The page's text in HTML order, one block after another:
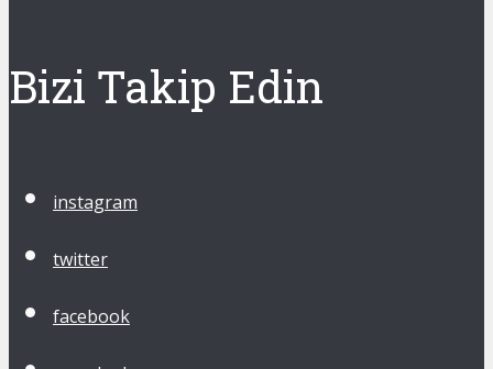
Bizi Takip Edin
instagram
twitter
facebook